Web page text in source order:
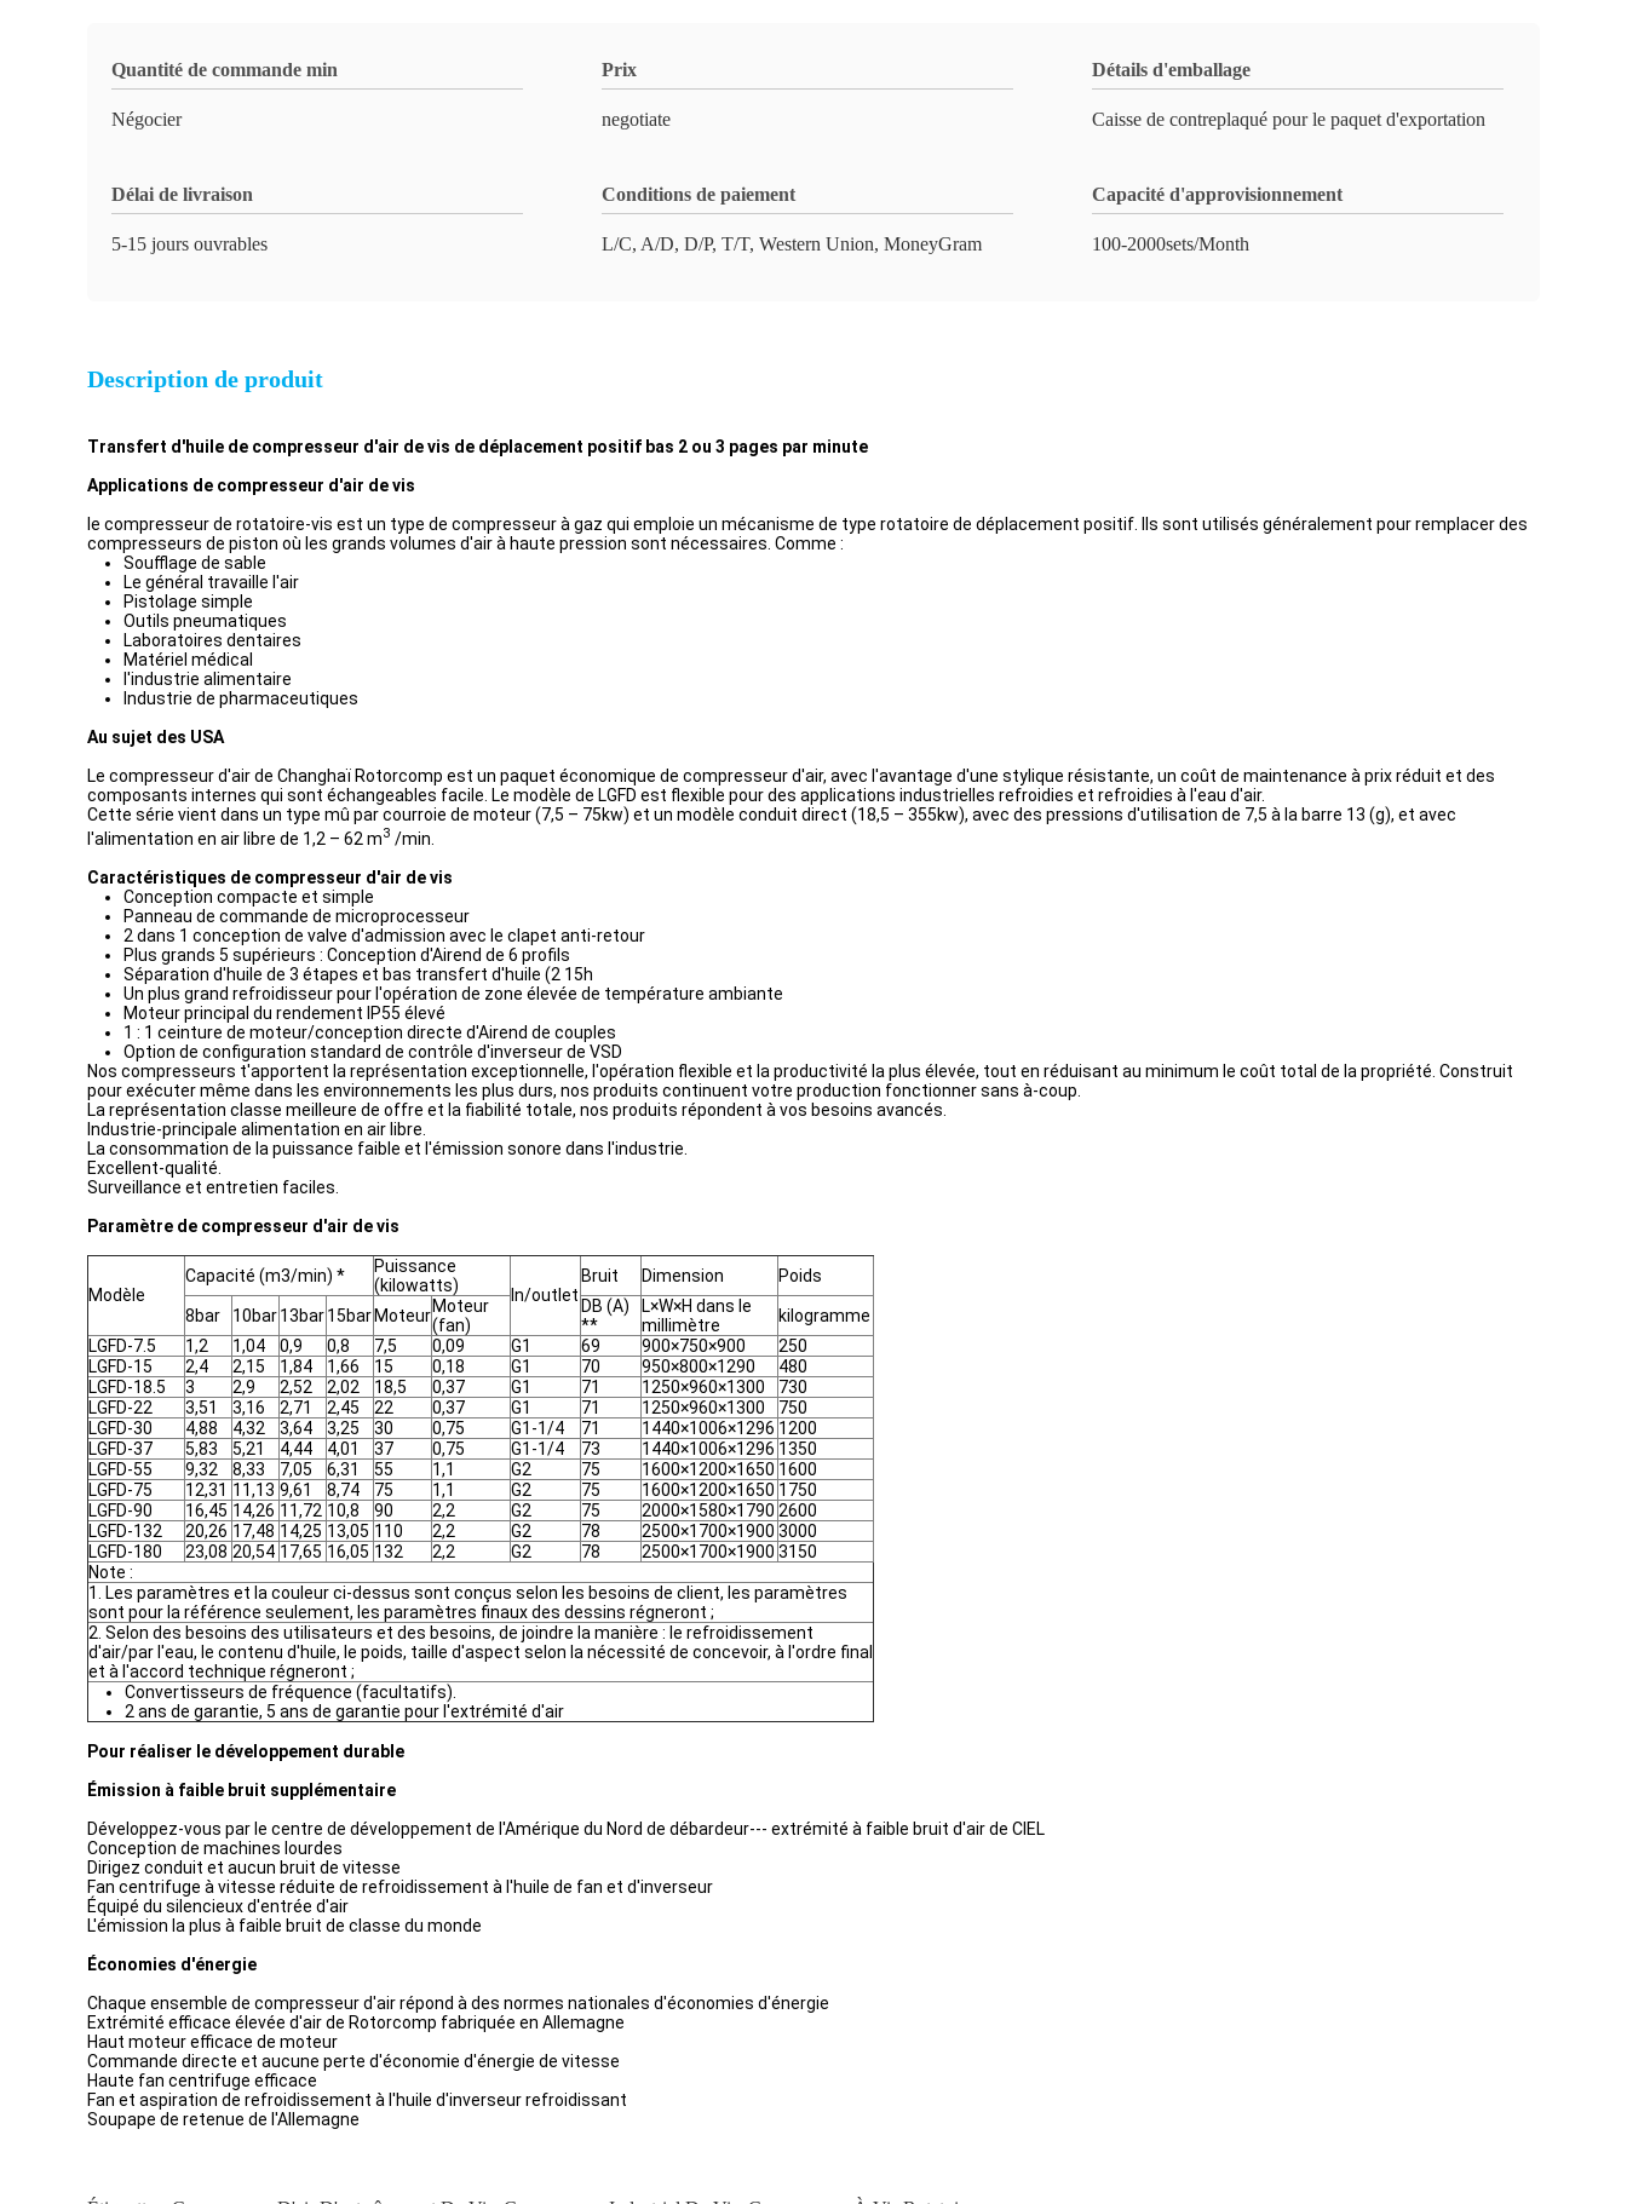
Quantité de commande min
Négocier
Prix
negotiate
Détails d'emballage
Caisse de contreplaqué pour le paquet d'exportation
Délai de livraison
5-15 jours ouvrables
Conditions de paiement
L/C, A/D, D/P, T/T, Western Union, MoneyGram
Capacité d'approvisionnement
100-2000sets/Month
Description de produit
Transfert d'huile de compresseur d'air de vis de déplacement positif bas 2 ou 3 pages par minute
Applications de compresseur d'air de vis
le compresseur de rotatoire-vis est un type de compresseur à gaz qui emploie un mécanisme de type rotatoire de déplacement positif. Ils sont utilisés généralement pour remplacer des
compresseurs de piston où les grands volumes d'air à haute pression sont nécessaires. Comme :
Soufflage de sable
Le général travaille l'air
Pistolage simple
Outils pneumatiques
Laboratoires dentaires
Matériel médical
l'industrie alimentaire
Industrie de pharmaceutiques
Au sujet des USA
Le compresseur d'air de Changhaï Rotorcomp est un paquet économique de compresseur d'air, avec l'avantage d'une stylique résistante, un coût de maintenance à prix réduit et des
composants internes qui sont échangeables facile. Le modèle de LGFD est flexible pour des applications industrielles refroidies et refroidies à l'eau d'air.
Cette série vient dans un type mû par courroie de moteur (7,5 – 75kw) et un modèle conduit direct (18,5 – 355kw), avec des pressions d'utilisation de 7,5 à la barre 13 (g), et avec
l'alimentation en air libre de 1,2 – 62 m3 /min.
Caractéristiques de compresseur d'air de vis
Conception compacte et simple
Panneau de commande de microprocesseur
2 dans 1 conception de valve d'admission avec le clapet anti-retour
Plus grands 5 supérieurs : Conception d'Airend de 6 profils
Séparation d'huile de 3 étapes et bas transfert d'huile (2 15h
Un plus grand refroidisseur pour l'opération de zone élevée de température ambiante
Moteur principal du rendement IP55 élevé
1 : 1 ceinture de moteur/conception directe d'Airend de couples
Option de configuration standard de contrôle d'inverseur de VSD
Nos compresseurs t'apportent la représentation exceptionnelle, l'opération flexible et la productivité la plus élevée, tout en réduisant au minimum le coût total de la propriété. Construit
pour exécuter même dans les environnements les plus durs, nos produits continuent votre production fonctionner sans à-coup.
La représentation classe meilleure de offre et la fiabilité totale, nos produits répondent à vos besoins avancés.
Industrie-principale alimentation en air libre.
La consommation de la puissance faible et l'émission sonore dans l'industrie.
Excellent-qualité.
Surveillance et entretien faciles.
Paramètre de compresseur d'air de vis
Modèle
Capacité (m3/min) *
Puissance
(kilowatts)
In/outlet
Bruit Dimension Poids
8bar 10bar13bar15bar MoteurMoteur
(fan)
DB (A)
**
L×W×H dans le
millimètre
kilogramme
LGFD-7.5
1,2 1,04 0,9 0,8 7,5 0,09 G1 69 900×750×900
250
LGFD-15
2,4 2,15 1,84 1,66 15 0,18 G1 70 950×800×1290
480
LGFD-18.5
3 2,9 2,52 2,02 18,5 0,37 G1 71 1250×960×1300
730
LGFD-22
3,51 3,16 2,71 2,45 22 0,37 G1 71 1250×960×1300
750
LGFD-30
4,88 4,32 3,64 3,25 30 0,75 G1-1/4 71 1440×1006×1296 1200
LGFD-37
5,83 5,21 4,44 4,01 37 0,75 G1-1/4 73 1440×1006×1296 1350
LGFD-55
9,32 8,33 7,05 6,31 55 1,1 G2 75 1600×1200×1650 1600
LGFD-75
12,31 11,13 9,61 8,74 75 1,1 G2 75 1600×1200×1650 1750
LGFD-90
16,45 14,26 11,72 10,8 90 2,2 G2 75 2000×1580×1790 2600
LGFD-132
20,26 17,48 14,25 13,05 110 2,2 G2 78 2500×1700×1900 3000
LGFD-180
23,08 20,54 17,65 16,05 132 2,2 G2 78 2500×1700×1900 3150
Note :
1. Les paramètres et la couleur ci-dessus sont conçus selon les besoins de client, les paramètres
sont pour la référence seulement, les paramètres finaux des dessins régneront ;
2. Selon des besoins des utilisateurs et des besoins, de joindre la manière : le refroidissement
d'air/par l'eau, le contenu d'huile, le poids, taille d'aspect selon la nécessité de concevoir, à l'ordre final
et à l'accord technique régneront ;
Convertisseurs de fréquence (facultatifs).
2 ans de garantie, 5 ans de garantie pour l'extrémité d'air
Pour réaliser le développement durable
Émission à faible bruit supplémentaire
Développez-vous par le centre de développement de l'Amérique du Nord de débardeur--- extrémité à faible bruit d'air de CIEL
Conception de machines lourdes
Dirigez conduit et aucun bruit de vitesse
Fan centrifuge à vitesse réduite de refroidissement à l'huile de fan et d'inverseur
Équipé du silencieux d'entrée d'air
L'émission la plus à faible bruit de classe du monde
Économies d'énergie
Chaque ensemble de compresseur d'air répond à des normes nationales d'économies d'énergie
Extrémité efficace élevée d'air de Rotorcomp fabriquée en Allemagne
Haut moteur efficace de moteur
Commande directe et aucune perte d'économie d'énergie de vitesse
Haute fan centrifuge efficace
Fan et aspiration de refroidissement à l'huile d'inverseur refroidissant
Soupape de retenue de l'Allemagne